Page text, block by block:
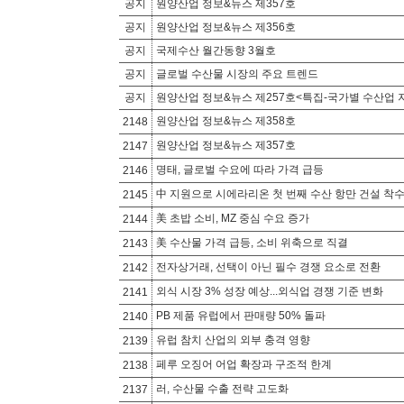
공지
원양산업 정보&뉴스 제357호
공지
원양산업 정보&뉴스 제356호
공지
국제수산 월간동향 3월호
공지
글로벌 수산물 시장의 주요 트렌드
공지
원양산업 정보&뉴스 제257호<특집-국가별 수산업
2148
원양산업 정보&뉴스 제358호
2147
원양산업 정보&뉴스 제357호
2146
명태, 글로벌 수요에 따라 가격 급등
2145
中 지원으로 시에라리온 첫 번째 수산 항만 건설 착수
2144
美 초밥 소비, MZ 중심 수요 증가
2143
美 수산물 가격 급등, 소비 위축으로 직결
2142
전자상거래, 선택이 아닌 필수 경쟁 요소로 전환
2141
외식 시장 3% 성장 예상...외식업 경쟁 기준 변화
2140
PB 제품 유럽에서 판매량 50% 돌파
2139
유럽 참치 산업의 외부 충격 영향
2138
페루 오징어 어업 확장과 구조적 한계
2137
러, 수산물 수출 전략 고도화